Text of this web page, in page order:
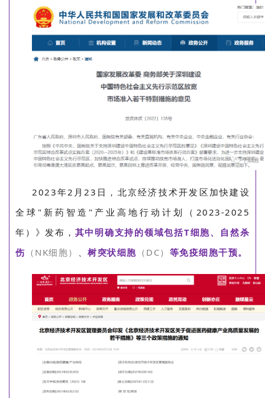
2023年2月23日，北京经济技术开发区加快建设
全球"新药智造"产业高地行动计划（2023-2025
年）》发布， 其中明确支持的领域包括T细胞、自然杀
伤 （NK细胞） 、 树突状细胞 （DC） 等免疫细胞干预。